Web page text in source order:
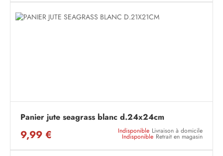
Panier jute seagrass blanc d.24x24cm
9,99 € Indisponible Livraison à domicile
Indisponible Retrait en magasin